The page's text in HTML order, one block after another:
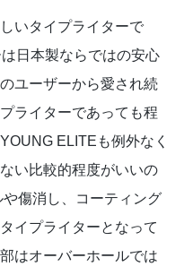
いタイプライターで
日本製ならではの安心
ユーザーから愛され続
ライターであっても程
ELITEも例外なく
い比較的程度がいいの
傷消し、コーティング
イプライターとなって
はオーバーホールでは